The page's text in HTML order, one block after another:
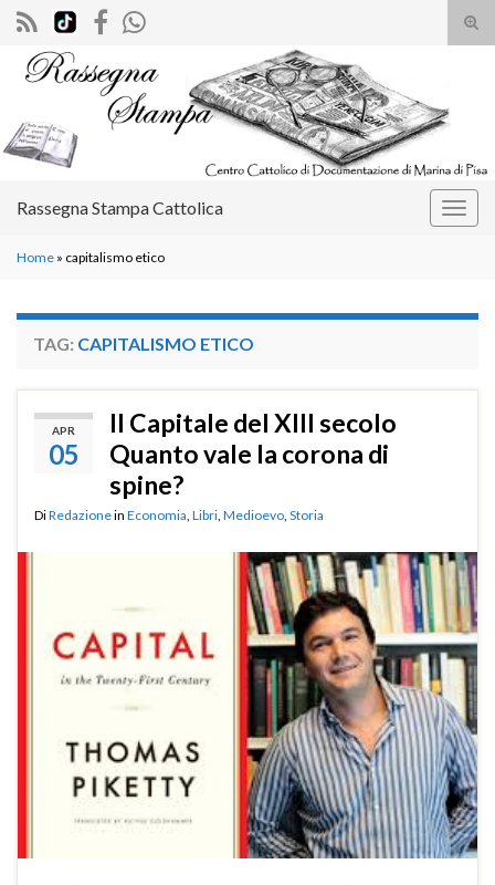
il
Search for:
Rassegna Stampa Cattolica
Home » capitalismo etico
TAG: CAPITALISMO ETICO
APR
05
Il Capitale del XIII secolo
Quanto vale la corona di
spine?
DiRedazionein Economia Libri Medioevo Storia